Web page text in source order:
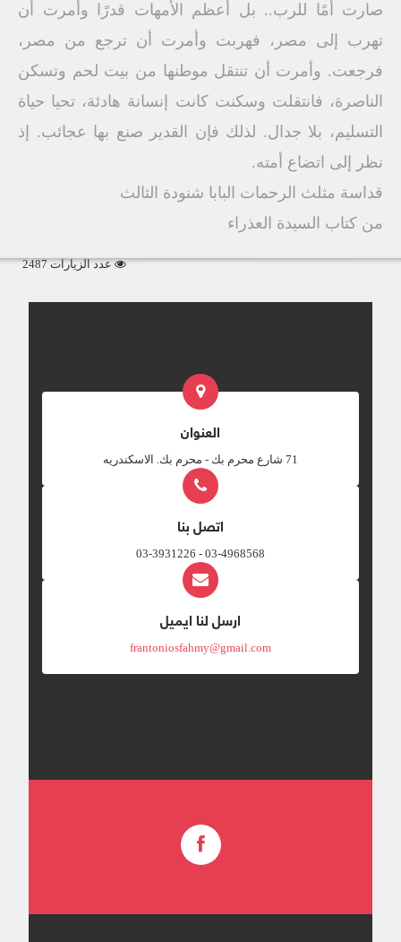
صارت أمًا للرب.. بل أعظم الأمهات قدرًا وأمرت أن
تهرب إلى مصر، فهربت وأمرت أن ترجع من مصر،
فرجعت. وأمرت أن تنتقل موطنها من بيت لحم وتسكن
الناصرة، فانتقلت وسكنت كانت إنسانة هادئة، تحيا حياة
التسليم، بلا جدال. لذلك فإن القدير صنع بها عجائب. إذ
نظر إلى اتضاع أمته.
قداسة مثلث الرحمات البابا شنودة الثالث
من كتاب السيدة العذراء
عدد الزيارات 2487
العنوان
‎71 شارع محرم بك - محرم بك. الاسكندريه
اتصل بنا
03-4968568 - 03-3931226
ارسل لنا ايميل
frantoniosfahmy@gmail.com